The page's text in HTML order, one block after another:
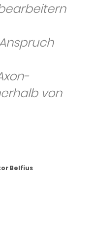
von
Belfius